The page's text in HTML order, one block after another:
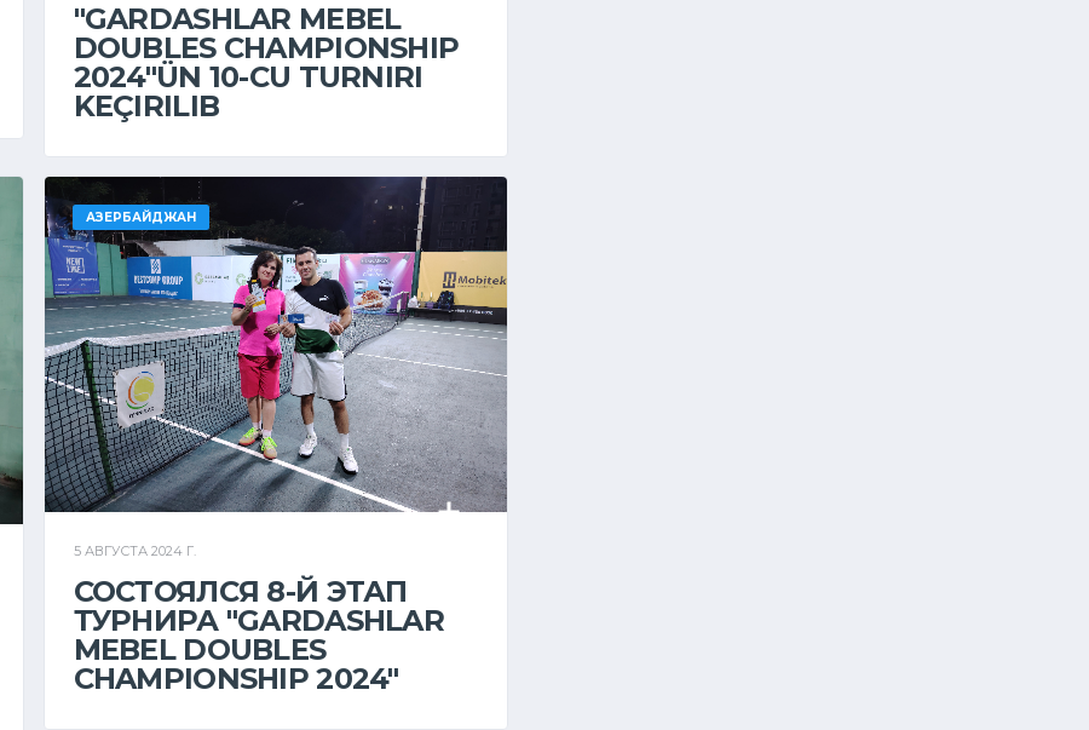
"GARDASHLAR MEBEL
DOUBLES CHAMPIONSHIP
2024"ÜN 10-CU TURNIRI
KEÇIRILIB
АЗЕРБАЙДЖАН
5 АВГУСТА 2024 Г.
СОСТОЯЛСЯ 8-Й ЭТАП
ТУРНИРА "GARDASHLAR
MEBEL DOUBLES
CHAMPIONSHIP 2024"